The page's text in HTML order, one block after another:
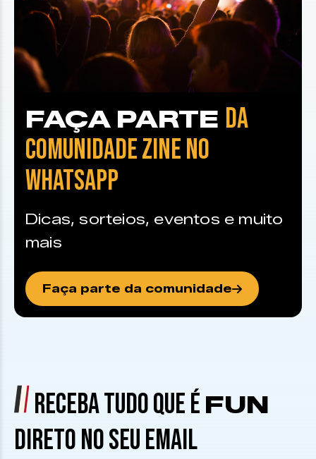
FAÇA PARTE DA
COMUNIDADE ZINE NO
WHATSAPP
Dicas, sorteios, eventos e muito
mais
Faça parte da comunidade
RECEBA TUDO QUE É FUN
DIRETO NO SEU EMAIL